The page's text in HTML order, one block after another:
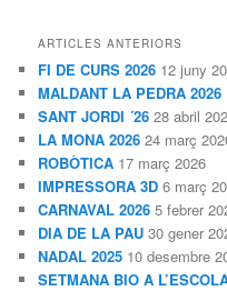
ARTICLES ANTERIORS
FI DE CURS 2026 12 juny
MALDANT LA PEDRA 2026
SANT JORDI ´26 28 abril
LA MONA 2026 24 març
ROBÒTICA 17 març 2026
IMPRESSORA 3D 6 març
CARNAVAL 2026 5 febrer
DIA DE LA PAU 30 gener
NADAL 2025 10 desembre
SETMANA BIO A